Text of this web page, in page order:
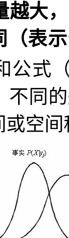
大，
（表
公式
不同
空